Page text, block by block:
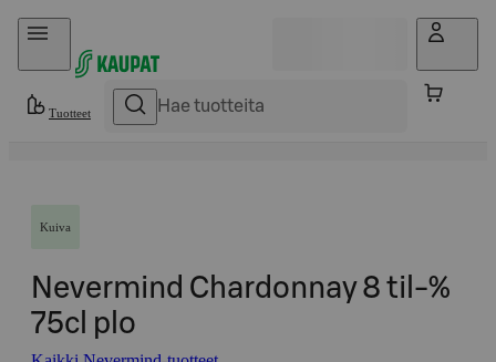
Hyppää sisältöön
Tuotteet
Kuiva
Nevermind Chardonnay 8 til-%
75cl plo